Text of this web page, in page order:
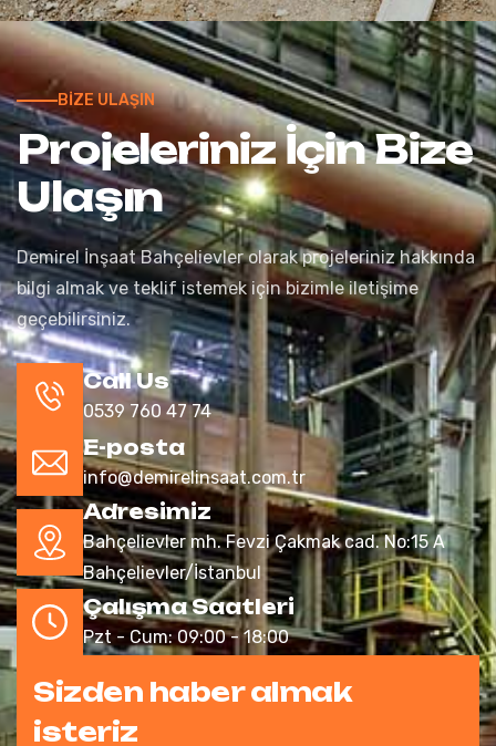
BİZE ULAŞIN
ProjelerinizİçinBize
Ulaşın
Demirel İnşaat Bahçelievler olarak projeleriniz hakkında
bilgi almak ve teklif istemek için bizimle iletişime
geçebilirsiniz.
Call Us
0539 760 47 74
E-posta
info@demirelinsaat.com.tr
Adresimiz
Bahçelievler mh. Fevzi Çakmak cad. No:15 A
Bahçelievler/İstanbul
Çalışma Saatleri
Pzt - Cum: 09:00 - 18:00
Sizden haber almak
isteriz